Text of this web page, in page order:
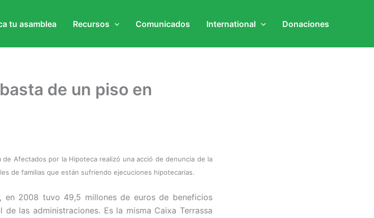
tu asamblea Recursos Comunicados International Donaciones
de un piso en
de Afectados por la Hipoteca realizó una acció de denuncia de la
de familias que están sufriendo ejecuciones hipotecarias.
en 2008 tuvo 49,5 millones de euros de beneficios
las administraciones. Es la misma Caixa Terrassa